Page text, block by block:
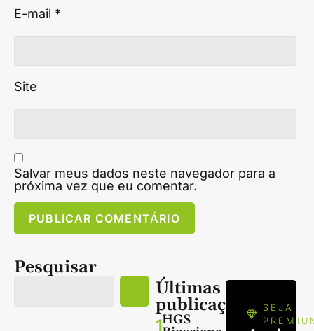
E-mail *
Site
Salvar meus dados neste navegador para a
próxima vez que eu comentar.
Pesquisar
Últimas
publicações
1HGS
SEJA